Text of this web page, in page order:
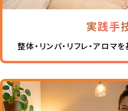
実践手
整体・リンパ・リフレ・アロマを